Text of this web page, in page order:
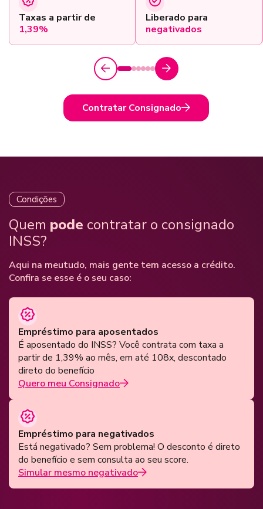
Taxas a partir de
1,39%
Liberado para
negativados
Contratar Consignado
Condições
Quem pode contratar o consignado
INSS?
Aqui na meutudo, mais gente tem acesso a crédito.
Confira se esse é o seu caso:
Empréstimo para aposentados
É aposentado do INSS? Você contrata com taxa a
partir de 1,39% ao mês, em até 108x, descontado
direto do benefício
Quero meu Consignado
Empréstimo para negativados
Está negativado? Sem problema! O desconto é direto
do benefício e sem consulta ao seu score.
Simular mesmo negativado